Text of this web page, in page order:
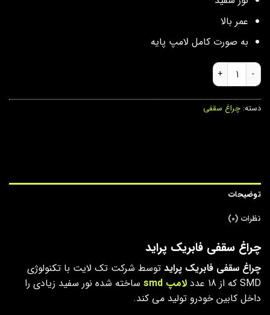
عمر بالا
به صورت کامل لامپ پایه
چراغ سقفی فابریک پراید عدد
دسته: چراغ سقفی
توضیحات
نظرات (0)
چراغ سقفی فابریک پراید
چراغ سقفی فابریک پراید توسط شرکت تک لایت با تکنولوژی
SMD که از 18 عدد
لامپ smd
ساخته شده نور سفید زیادی را
داخل کابین خودرو تولید می کند.